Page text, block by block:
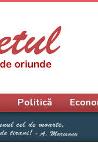
Politică